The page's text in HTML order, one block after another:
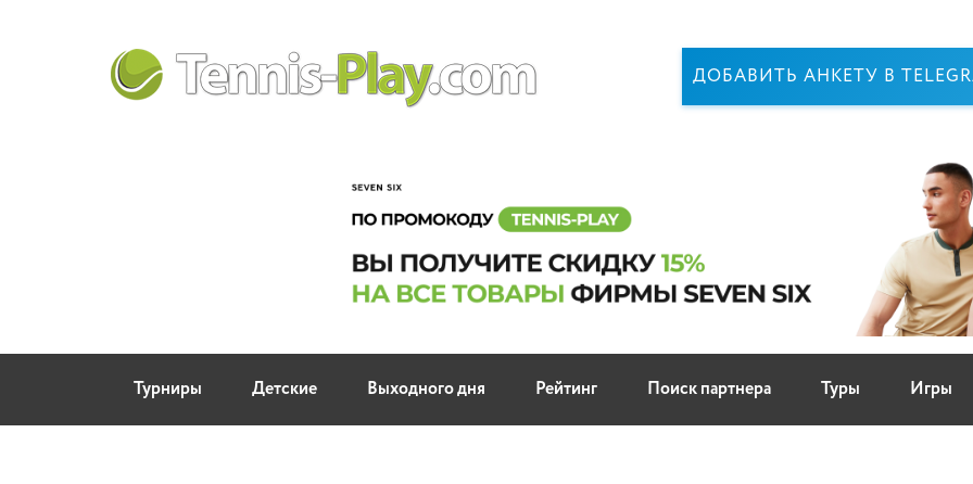
ДОБАВИТЬ АНКЕТУ В
Турниры Детские Выходного дня Рейтинг Поиск партнера Туры Игры